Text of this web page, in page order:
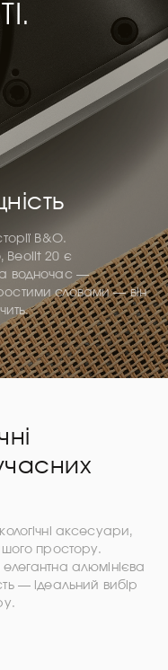
B&O.
Beolit 20 є
а водночас —
словами — він
аксесуари,
простору.
алюмінієва
— ідеальний вибір